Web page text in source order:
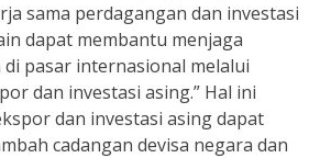
sama perdagangan dan investasi
dapat membantu menjaga
pasar internasional melalui
dan investasi asing.” Hal ini
dan investasi asing dapat
cadangan devisa negara dan